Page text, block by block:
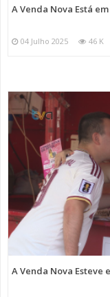
A Venda Nova Está
04 Julho 2025 46 K
A Venda Nova Esteve